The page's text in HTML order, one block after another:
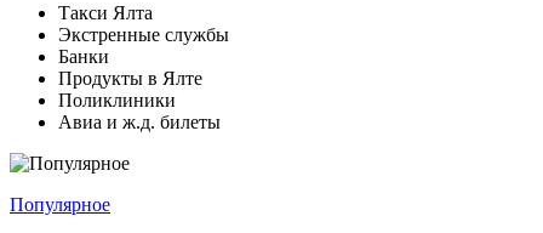
Такси Ялта
Экстренные службы
Банки
Продукты в Ялте
Поликлиники
Авиа и ж.д. билеты
Популярное